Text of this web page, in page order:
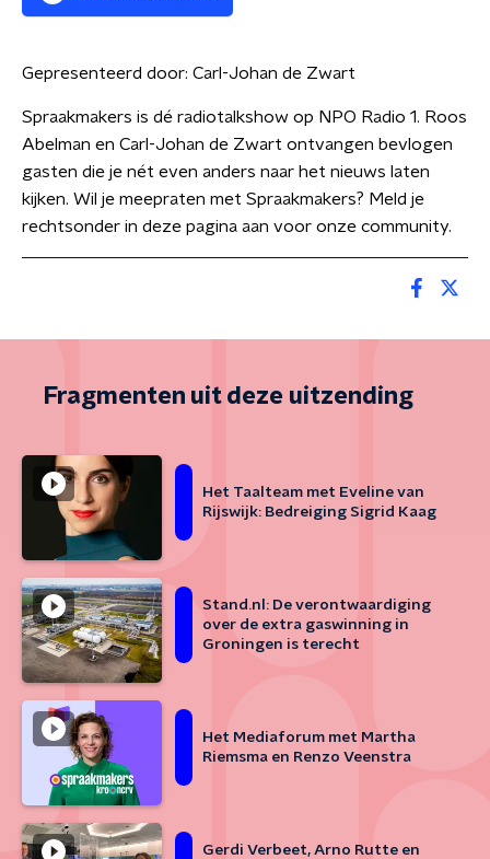
Gepresenteerd door: Carl-Johan de Zwart
Spraakmakers is dé radiotalkshow op NPO Radio 1. Roos
Abelman en Carl-Johan de Zwart ontvangen bevlogen
gasten die je nét even anders naar het nieuws laten
kijken. Wil je meepraten met Spraakmakers? Meld je
rechtsonder in deze pagina aan voor onze community.
Fragmenten uit deze uitzending
Het Taalteam met Eveline van
Rijswijk: Bedreiging Sigrid Kaag
Stand.nl: De verontwaardiging
over de extra gaswinning in
Groningen is terecht
Het Mediaforum met Martha
Riemsma en Renzo Veenstra
Gerdi Verbeet, Arno Rutte en